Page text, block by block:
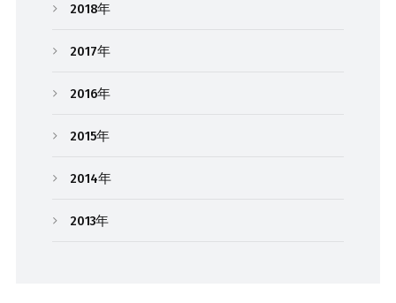
2018年
2017年
2016年
2015年
2014年
2013年